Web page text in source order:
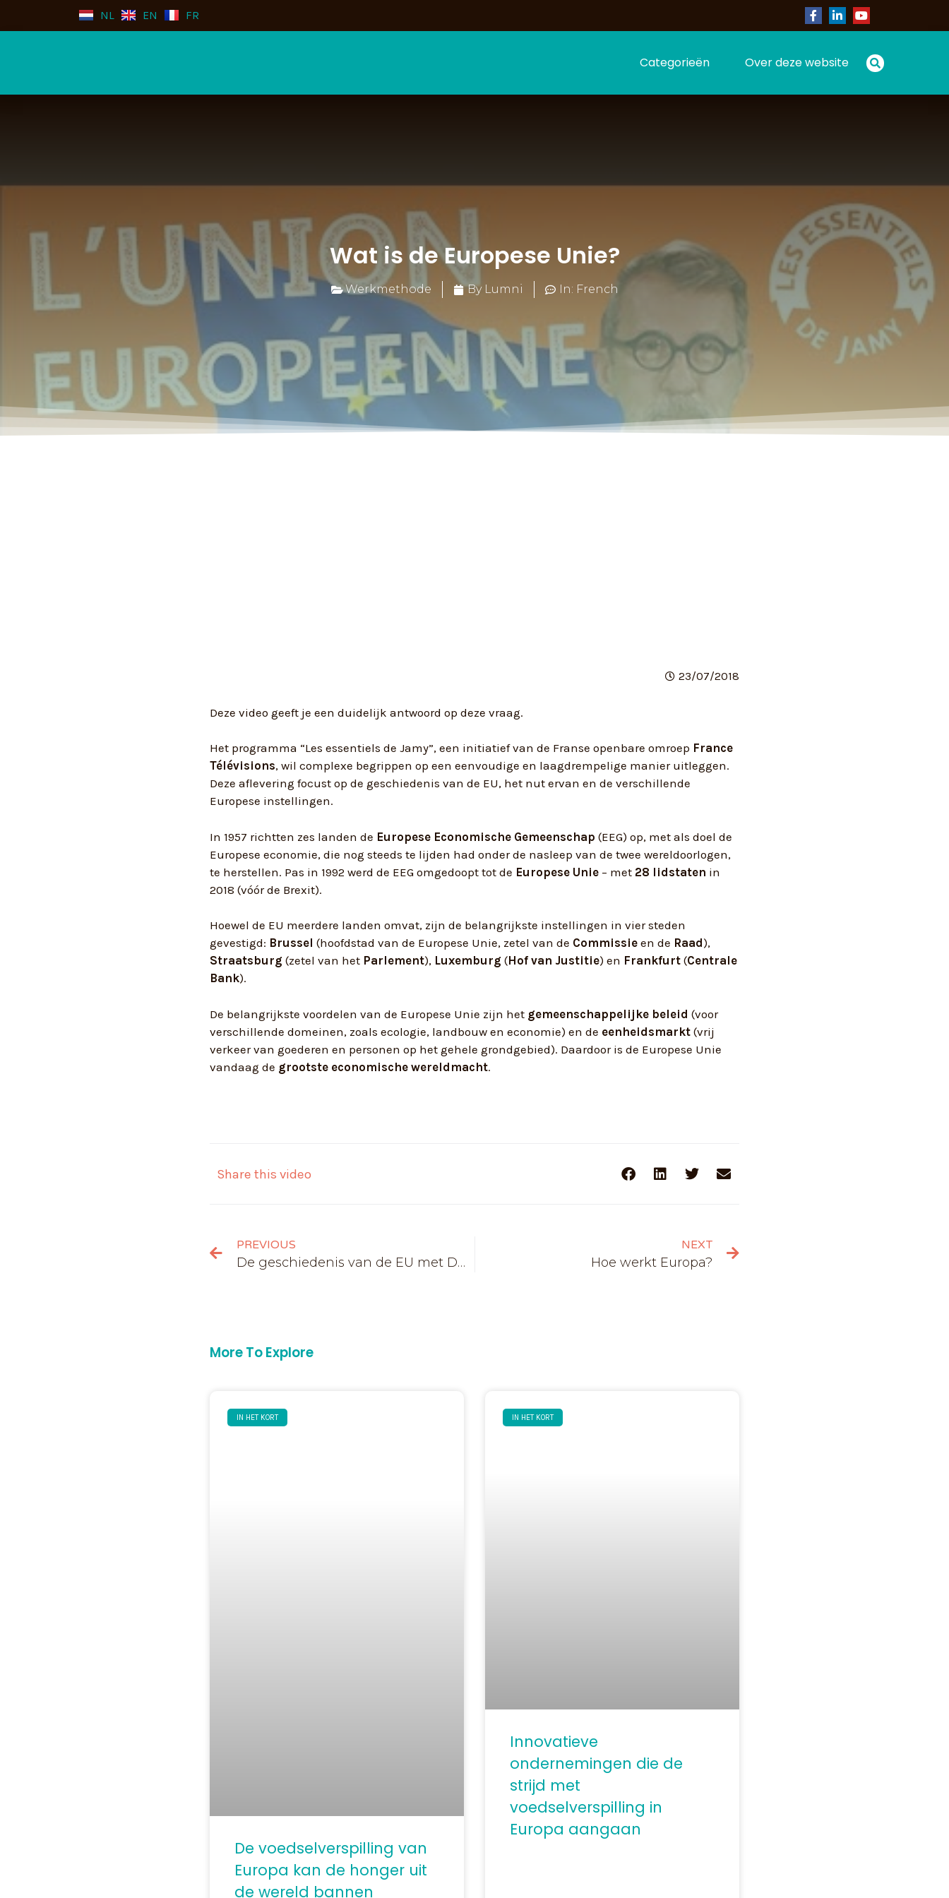
NL EN FR
Categorieën Over deze website
Wat is de Europese Unie?
Werkmethode By Lumni In: French
23/07/2018
Deze video geeft je een duidelijk antwoord op deze vraag.
Het programma “Les essentiels de Jamy”, een initiatief van de Franse openbare omroep France
Télévisions, wil complexe begrippen op een eenvoudige en laagdrempelige manier uitleggen.
Deze aflevering focust op de geschiedenis van de EU, het nut ervan en de verschillende
Europese instellingen.
In 1957 richtten zes landen de Europese Economische Gemeenschap (EEG) op, met als doel de
Europese economie, die nog steeds te lijden had onder de nasleep van de twee wereldoorlogen,
te herstellen. Pas in 1992 werd de EEG omgedoopt tot de Europese Unie – met 28 lidstaten in
2018 (vóór de Brexit).
Hoewel de EU meerdere landen omvat, zijn de belangrijkste instellingen in vier steden
gevestigd: Brussel (hoofdstad van de Europese Unie, zetel van de Commissie en de Raad),
Straatsburg (zetel van het Parlement), Luxemburg (Hof van Justitie) en Frankfurt (Centrale
Bank).
De belangrijkste voordelen van de Europese Unie zijn het gemeenschappelijke beleid (voor
verschillende domeinen, zoals ecologie, landbouw en economie) en de eenheidsmarkt (vrij
verkeer van goederen en personen op het gehele grondgebied). Daardoor is de Europese Unie
vandaag de grootste economische wereldmacht.
Share this video
PREVIOUS
De geschiedenis van de EU met David Mitchell
NEXT
Hoe werkt Europa?
More To Explore
IN HET KORT
De voedselverspilling van
Europa kan de honger uit
de wereld bannen
IN HET KORT
Innovatieve
ondernemingen die de
strijd met
voedselverspilling in
Europa aangaan